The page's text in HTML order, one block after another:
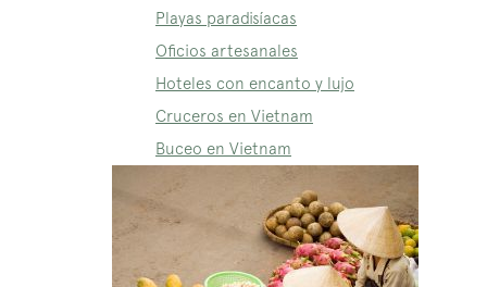
Playas paradisíacas
Oficios artesanales
Hoteles con encanto y lujo
Cruceros en Vietnam
Buceo en Vietnam